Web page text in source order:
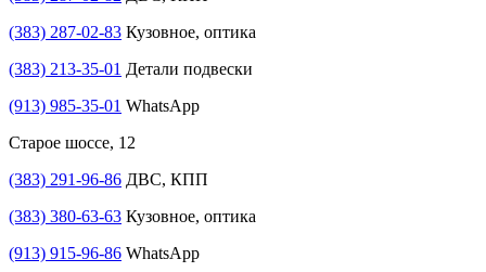
(383) 287-02-83 Кузовное, оптика
(383) 213-35-01 Детали подвески
(913) 985-35-01 WhatsApp
Старое шоссе, 12
(383) 291-96-86 ДВС, КПП
(383) 380-63-63 Кузовное, оптика
(913) 915-96-86 WhatsApp